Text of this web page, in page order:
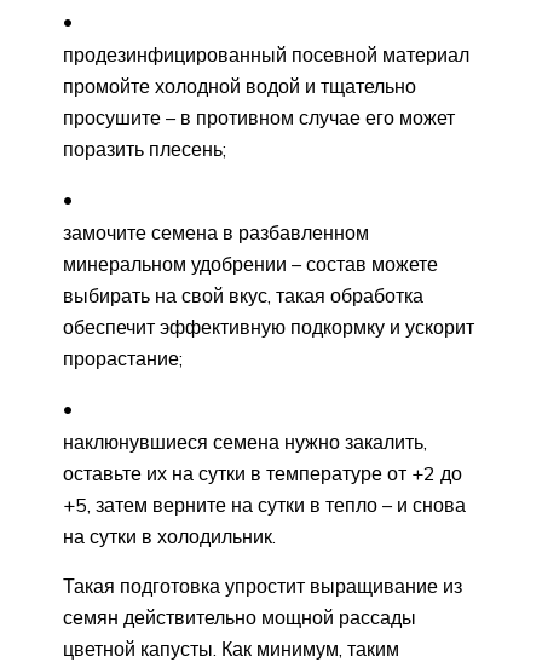
продезинфицированный посевной материал
промойте холодной водой и тщательно
просушите – в противном случае его может
поразить плесень;
замочите семена в разбавленном
минеральном удобрении – состав можете
выбирать на свой вкус, такая обработка
обеспечит эффективную подкормку и ускорит
прорастание;
наклюнувшиеся семена нужно закалить,
оставьте их на сутки в температуре от +2 до
+5, затем верните на сутки в тепло – и снова
на сутки в холодильник.
Такая подготовка упростит выращивание из
семян действительно мощной рассады
цветной капусты. Как минимум, таким